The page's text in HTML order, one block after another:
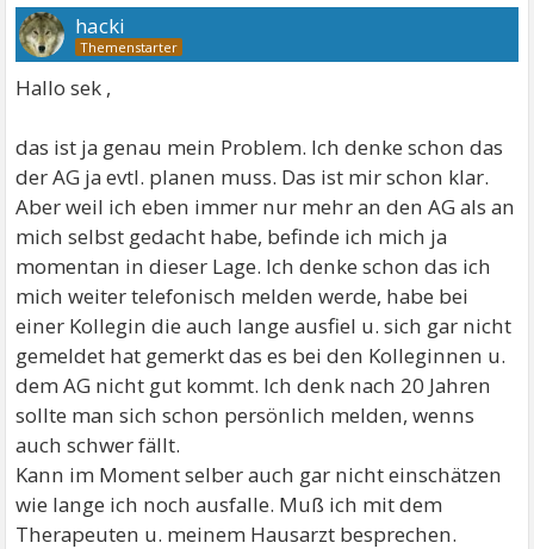
hacki
Hallo sek ,
das ist ja genau mein Problem. Ich denke schon das
der AG ja evtl. planen muss. Das ist mir schon klar.
Aber weil ich eben immer nur mehr an den AG als an
mich selbst gedacht habe, befinde ich mich ja
momentan in dieser Lage. Ich denke schon das ich
mich weiter telefonisch melden werde, habe bei
einer Kollegin die auch lange ausfiel u. sich gar nicht
gemeldet hat gemerkt das es bei den Kolleginnen u.
dem AG nicht gut kommt. Ich denk nach 20 Jahren
sollte man sich schon persönlich melden, wenns
auch schwer fällt.
Kann im Moment selber auch gar nicht einschätzen
wie lange ich noch ausfalle. Muß ich mit dem
Therapeuten u. meinem Hausarzt besprechen.